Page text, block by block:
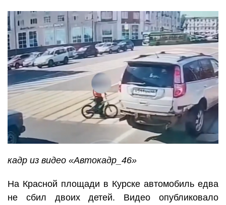
кадр из видео «Автокадр_46»
На Красной площади в Курске автомобиль едва
не сбил двоих детей. Видео опубликовало